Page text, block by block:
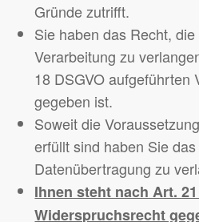
Gründe zutrifft.
Sie haben das Recht,
Verarbeitung zu
18 DSGVO aufgeführten
gegeben ist.
Soweit die
erfüllt sind haben Sie
Datenübertragung zu
Ihnen steht nach Art.
Widerspruchsrecht